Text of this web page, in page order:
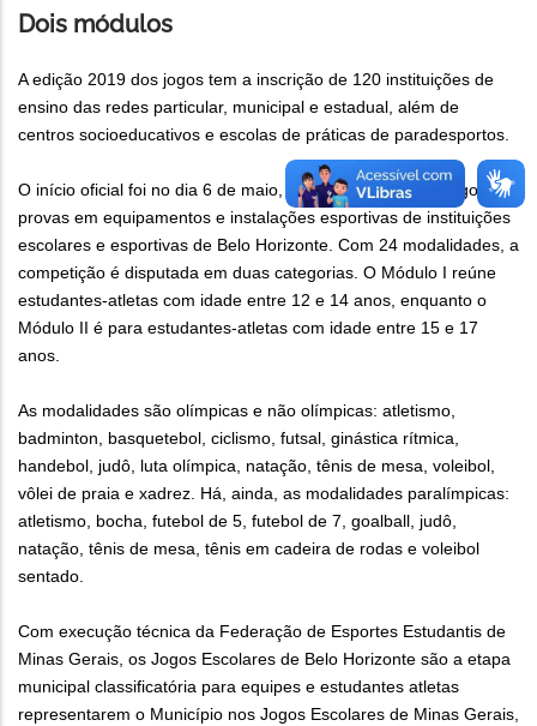
Dois módulos
A edição 2019 dos jogos tem a inscrição de 120 instituições de
ensino das redes particular, municipal e estadual, além de
centros socioeducativos e escolas de práticas de paradesportos.
O início oficial foi no dia 6 de maio, com a realização de jogos e
provas em equipamentos e instalações esportivas de instituições
escolares e esportivas de Belo Horizonte. Com 24 modalidades, a
competição é disputada em duas categorias. O Módulo I reúne
estudantes-atletas com idade entre 12 e 14 anos, enquanto o
Módulo II é para estudantes-atletas com idade entre 15 e 17
anos.
As modalidades são olímpicas e não olímpicas: atletismo,
badminton, basquetebol, ciclismo, futsal, ginástica rítmica,
handebol, judô, luta olímpica, natação, tênis de mesa, voleibol,
vôlei de praia e xadrez. Há, ainda, as modalidades paralímpicas:
atletismo, bocha, futebol de 5, futebol de 7, goalball, judô,
natação, tênis de mesa, tênis em cadeira de rodas e voleibol
sentado.
Com execução técnica da Federação de Esportes Estudantis de
Minas Gerais, os Jogos Escolares de Belo Horizonte são a etapa
municipal classificatória para equipes e estudantes atletas
representarem o Município nos Jogos Escolares de Minas Gerais,